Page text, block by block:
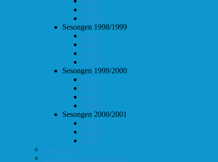
Follo 3
Follo 4
Sesongen 1998/1999
Follo 1
Follo 2
Follo 3
Follo 4
Sesongen 1999/2000
Follo 1
Follo 2
Follo 3
Follo 4
Sesongen 2000/2001
Follo 1
Follo 2
Follo 3
Totaloversikt
ØS-kamper med "Fullt hus"